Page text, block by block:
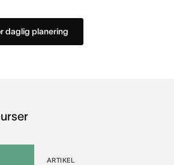
daglig planering
ARTIKEL